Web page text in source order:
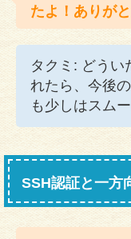
たよ！ありが
タクミ: どうい
れたら、今後
も少しはスム
SSH認証と一方